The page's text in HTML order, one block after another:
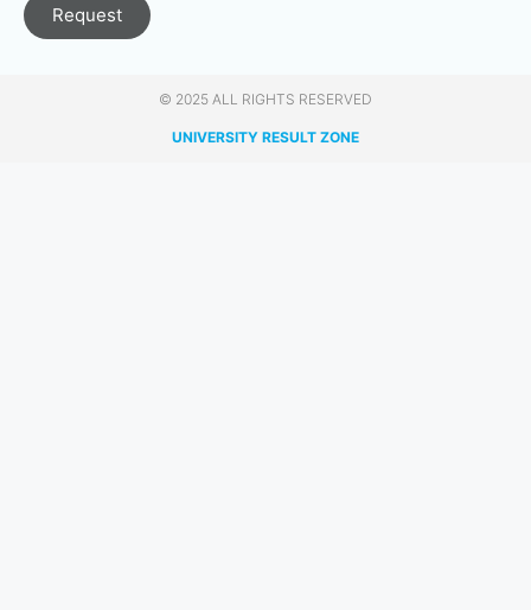
Request
© 2025 ALL RIGHTS RESERVED​
UNIVERSITY RESULT ZONE